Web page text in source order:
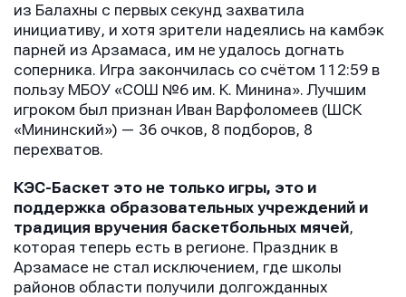
из Балахны с первых секунд захватила
инициативу, и хотя зрители надеялись на камбэк
парней из Арзамаса, им не удалось догнать
соперника. Игра закончилась со счётом 112:59 в
пользу МБОУ «СОШ №6 им. К. Минина». Лучшим
игроком был признан Иван Варфоломеев (ШСК
«Мининский») — 36 очков, 8 подборов, 8
перехватов.
КЭС-Баскет это не только игры, это и
поддержка образовательных учреждений и
традиция вручения баскетбольных мячей,
которая теперь есть в регионе. Праздник в
Арзамасе не стал исключением, где школы
районов области получили долгожданных